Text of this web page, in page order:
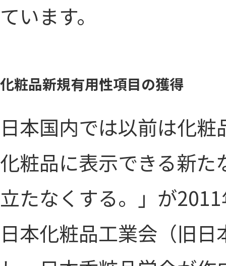
ています。
化粧品新規有用性項目の獲得
日本国内では以前は化
化粧品に表示できる新
立たなくする。」が
日本化粧品工業会（旧